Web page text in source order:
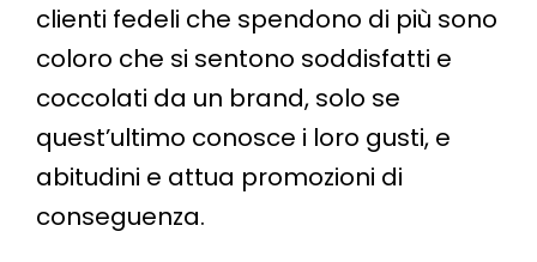
clienti fedeli che spendono di più sono
coloro che si sentono soddisfatti e
coccolati da un brand, solo se
quest’ultimo conosce i loro gusti, e
abitudini e attua promozioni di
conseguenza.